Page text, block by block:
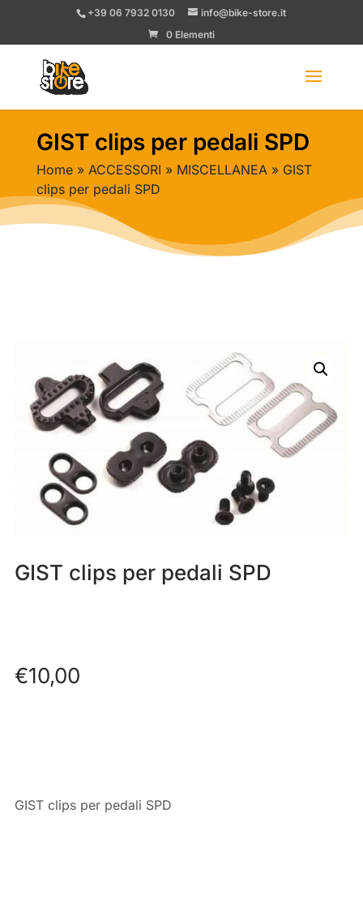
+39 06 7932 0130
info@bike-store.it
0 Elementi
GIST clips per pedali SPD
Home» ACCESSORI » MISCELLANEA» GIST
clips per pedali SPD
GIST clips per pedali SPD
€10,00
GIST clips per pedali SPD